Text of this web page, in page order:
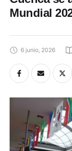
Mundial
6 junio, 2026